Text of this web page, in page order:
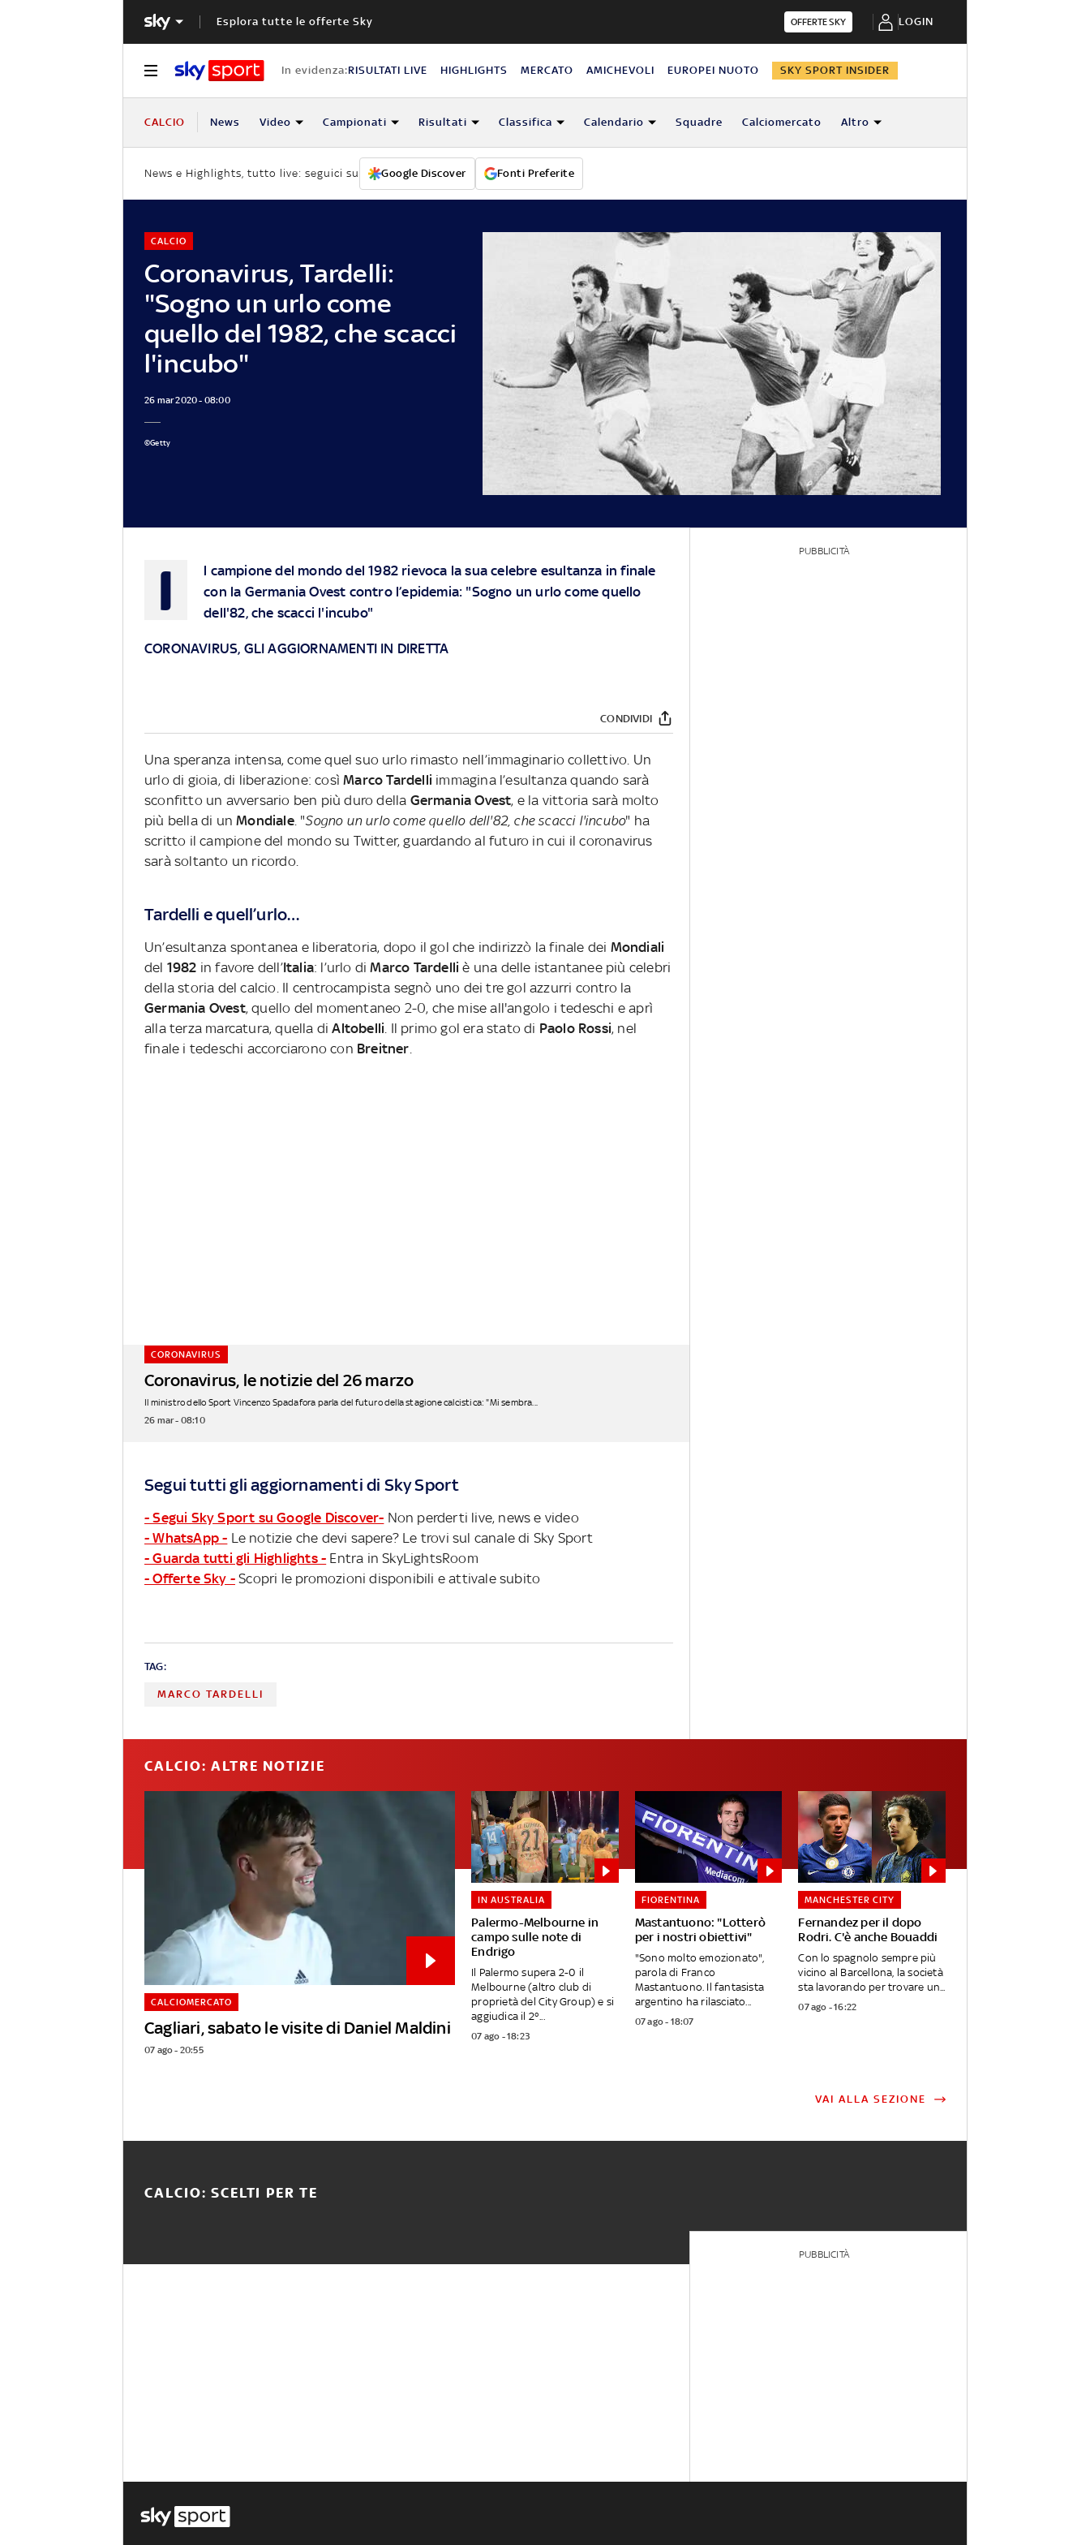
Esplora tutte le offerte Sky OFFERTE SKY LOGIN
In evidenza:RISULTATI LIVE HIGHLIGHTS MERCATO AMICHEVOLI EUROPEI NUOTO SKY SPORT INSIDER
CALCIO News Video Campionati Risultati Classifica Calendario Squadre Calciomercato Altro
News e Highlights, tutto live: seguici su Google Discover Fonti Preferite
Coronavirus, Tardelli:
"Sogno un urlo come
quello del 1982, che scacci
l'incubo"
CALCIO
26 mar 2020 - 08:00
©Getty
I
l campione del mondo del 1982 rievoca la sua celebre esultanza in finale
con la Germania Ovest contro l’epidemia: "Sogno un urlo come quello
dell'82, che scacci l'incubo"
CORONAVIRUS, GLI AGGIORNAMENTI IN DIRETTA
CONDIVIDI
Una speranza intensa, come quel suo urlo rimasto nell’immaginario collettivo. Un
urlo di gioia, di liberazione: cosìMarco Tardelli immagina l’esultanza quando sarà
sconfitto un avversario ben più duro della Germania Ovest, e la vittoria sarà molto
più bella di unMondiale. "Sogno un urlo come quello dell'82, che scacci l'incubo" ha
scritto il campione del mondo su Twitter, guardando al futuro in cui il coronavirus
sarà soltanto un ricordo.
Tardelli e quell’urlo…
Un’esultanza spontanea e liberatoria, dopo il gol che indirizzò la finale dei Mondiali
del 1982 in favore dell’Italia: l’urlo diMarco Tardelliè una delle istantanee più celebri
della storia del calcio. Il centrocampista segnò uno dei tre gol azzurri contro la
Germania Ovest, quello del momentaneo 2-0, che mise all'angolo i tedeschi e aprì
alla terza marcatura, quella diAltobelli. Il primo gol era stato di Paolo Rossi, nel
finale i tedeschi accorciarono con Breitner.
Coronavirus, le notizie del 26 marzo
CORONAVIRUS
Il ministro dello Sport Vincenzo Spadafora parla del futuro della stagione calcistica: "Mi sembra...
26 mar - 08:10
Segui tutti gli aggiornamenti di Sky Sport
- Segui Sky Sport su Google Discover- Non perderti live, news e video
- WhatsApp - Le notizie che devi sapere? Le trovi sul canale di Sky Sport
- Guarda tutti gli Highlights - Entra in SkyLightsRoom
- Offerte Sky - Scopri le promozioni disponibili e attivale subito
TAG:
MARCO TARDELLI
PUBBLICITÀ
CALCIO: ALTRE NOTIZIE
Cagliari, sabato le visite di Daniel Maldini
CALCIOMERCATO
07 ago - 20:55
Palermo-Melbourne in
campo sulle note di
Endrigo
IN AUSTRALIA
Il Palermo supera 2-0 il
Melbourne (altro club di
proprietà del City Group) e si
aggiudica il 2°...
07 ago - 18:23
Mastantuono: "Lotterò
per i nostri obiettivi"
FIORENTINA
"Sono molto emozionato",
parola di Franco
Mastantuono. Il fantasista
argentino ha rilasciato...
07 ago - 18:07
Fernandez per il dopo
Rodri. C'è anche Bouaddi
MANCHESTER CITY
Con lo spagnolo sempre più
vicino al Barcellona, la società
sta lavorando per trovare un...
07 ago - 16:22
VAI ALLA SEZIONE
CALCIO: SCELTI PER TE
PUBBLICITÀ